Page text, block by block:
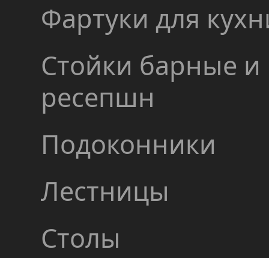
Фартуки для
Стойки барные и
ресепшн
Подоконники
Лестницы
Столы